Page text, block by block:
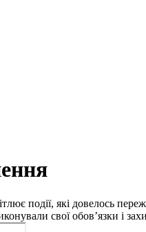
події, які довелось
свої обов’язки і